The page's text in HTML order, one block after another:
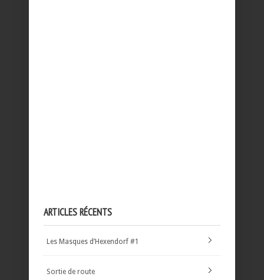
ARTICLES RÉCENTS
Les Masques d’Hexendorf #1
Sortie de route